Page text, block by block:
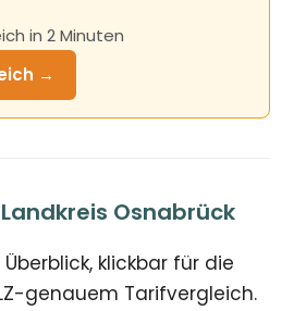
in 2 Minuten
→
Osnabrück
klickbar für die
genauem Tarifvergleich.